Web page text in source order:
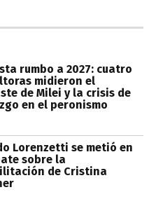
rumbo a 2027: cuatro
midieron el
de Milei y la crisis de
en el peronismo
Lorenzetti se metió en
sobre la
de Cristina